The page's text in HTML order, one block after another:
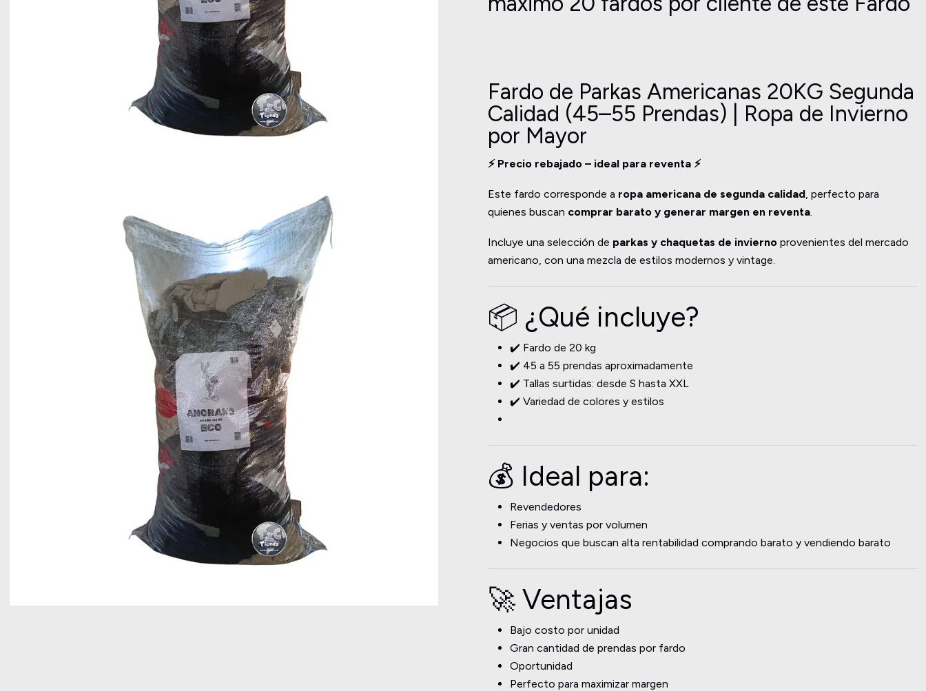
Fardo de Parkas Americanas 20KG Segunda
Calidad (45–55 Prendas) | Ropa de Invierno
por Mayor
⚡ Precio rebajado – ideal para reventa ⚡
Este fardo corresponde a ropa americana de segunda calidad, perfecto para
quienes buscan comprar barato y generar margen en reventa.
Incluye una selección de parkas y chaquetas de invierno provenientes del mercado
americano, con una mezcla de estilos modernos y vintage.
📦 ¿Qué incluye?
✔️ Fardo de 20 kg
✔️ 45 a 55 prendas aproximadamente
✔️ Tallas surtidas: desde S hasta XXL
✔️ Variedad de colores y estilos
💰 Ideal para:
Revendedores
Ferias y ventas por volumen
Negocios que buscan alta rentabilidad comprando barato y vendiendo barato
🚀 Ventajas
Bajo costo por unidad
Gran cantidad de prendas por fardo
Oportunidad
Perfecto para maximizar margen